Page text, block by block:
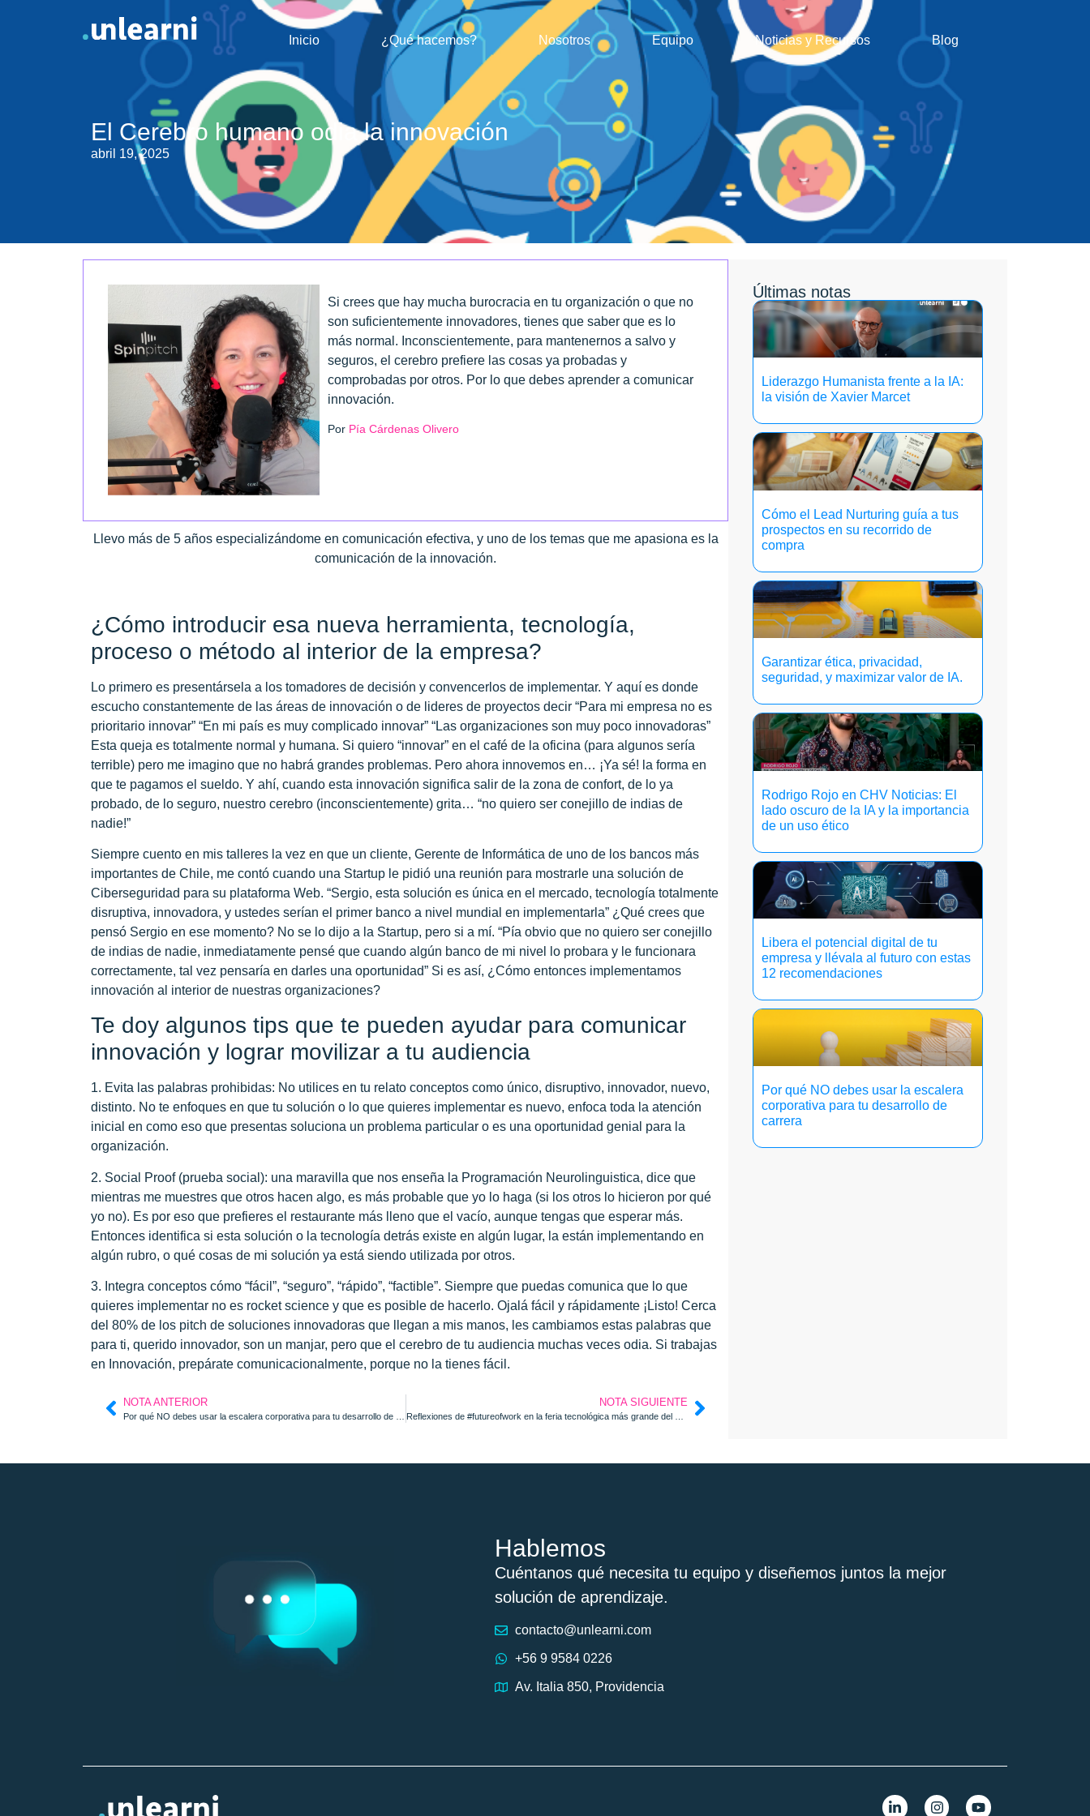
Inicio ¿Qué hacemos? Nosotros Equipo Noticias y Recursos Blog
El Cerebro humano odia la innovación
abril 19, 2025
Si crees que hay mucha burocracia en tu organización o que no
son suficientemente innovadores, tienes que saber que es lo
más normal. Inconscientemente, para mantenernos a salvo y
seguros, el cerebro prefiere las cosas ya probadas y
comprobadas por otros. Por lo que debes aprender a comunicar
innovación.
Por Pía Cárdenas Olivero
Llevo más de 5 años especializándome en comunicación efectiva, y uno de los temas que me apasiona es la
comunicación de la innovación.
¿Cómo introducir esa nueva herramienta, tecnología,
proceso o método al interior de la empresa?
Lo primero es presentársela a los tomadores de decisión y convencerlos de implementar. Y aquí es donde
escucho constantemente de las áreas de innovación o de lideres de proyectos decir “Para mi empresa no es
prioritario innovar” “En mi país es muy complicado innovar” “Las organizaciones son muy poco innovadoras”
Esta queja es totalmente normal y humana. Si quiero “innovar” en el café de la oficina (para algunos sería
terrible) pero me imagino que no habrá grandes problemas. Pero ahora innovemos en… ¡Ya sé! la forma en
que te pagamos el sueldo. Y ahí, cuando esta innovación significa salir de la zona de confort, de lo ya
probado, de lo seguro, nuestro cerebro (inconscientemente) grita… “no quiero ser conejillo de indias de
nadie!”
Siempre cuento en mis talleres la vez en que un cliente, Gerente de Informática de uno de los bancos más
importantes de Chile, me contó cuando una Startup le pidió una reunión para mostrarle una solución de
Ciberseguridad para su plataforma Web. “Sergio, esta solución es única en el mercado, tecnología totalmente
disruptiva, innovadora, y ustedes serían el primer banco a nivel mundial en implementarla” ¿Qué crees que
pensó Sergio en ese momento? No se lo dijo a la Startup, pero si a mí. “Pía obvio que no quiero ser conejillo
de indias de nadie, inmediatamente pensé que cuando algún banco de mi nivel lo probara y le funcionara
correctamente, tal vez pensaría en darles una oportunidad” Si es así, ¿Cómo entonces implementamos
innovación al interior de nuestras organizaciones?
Te doy algunos tips que te pueden ayudar para comunicar
innovación y lograr movilizar a tu audiencia
1. Evita las palabras prohibidas: No utilices en tu relato conceptos como único, disruptivo, innovador, nuevo,
distinto. No te enfoques en que tu solución o lo que quieres implementar es nuevo, enfoca toda la atención
inicial en como eso que presentas soluciona un problema particular o es una oportunidad genial para la
organización.
2. Social Proof (prueba social): una maravilla que nos enseña la Programación Neurolinguistica, dice que
mientras me muestres que otros hacen algo, es más probable que yo lo haga (si los otros lo hicieron por qué
yo no). Es por eso que prefieres el restaurante más lleno que el vacío, aunque tengas que esperar más.
Entonces identifica si esta solución o la tecnología detrás existe en algún lugar, la están implementando en
algún rubro, o qué cosas de mi solución ya está siendo utilizada por otros.
3. Integra conceptos cómo “fácil”, “seguro”, “rápido”, “factible”. Siempre que puedas comunica que lo que
quieres implementar no es rocket science y que es posible de hacerlo. Ojalá fácil y rápidamente ¡Listo! Cerca
del 80% de los pitch de soluciones innovadoras que llegan a mis manos, les cambiamos estas palabras que
para ti, querido innovador, son un manjar, pero que el cerebro de tu audiencia muchas veces odia. Si trabajas
en Innovación, prepárate comunicacionalmente, porque no la tienes fácil.
NOTA ANTERIOR NOTA SIGUIENTE
Últimas notas
Liderazgo Humanista frente a la IA:
la visión de Xavier Marcet
Cómo el Lead Nurturing guía a tus
prospectos en su recorrido de
compra
Garantizar ética, privacidad,
seguridad, y maximizar valor de IA.
Rodrigo Rojo en CHV Noticias: El
lado oscuro de la IA y la importancia
de un uso ético
Libera el potencial digital de tu
empresa y llévala al futuro con estas
12 recomendaciones
Por qué NO debes usar la escalera
corporativa para tu desarrollo de
carrera
Hablemos
Cuéntanos qué necesita tu equipo y diseñemos juntos la mejor
solución de aprendizaje.
contacto@unlearni.com
+56 9 9584 0226
Av. Italia 850, Providencia